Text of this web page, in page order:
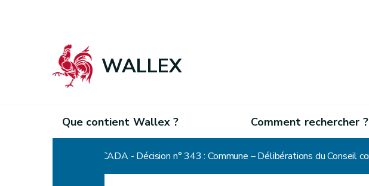
WALLEX
Que contient Wallex ? Comment rechercher ?